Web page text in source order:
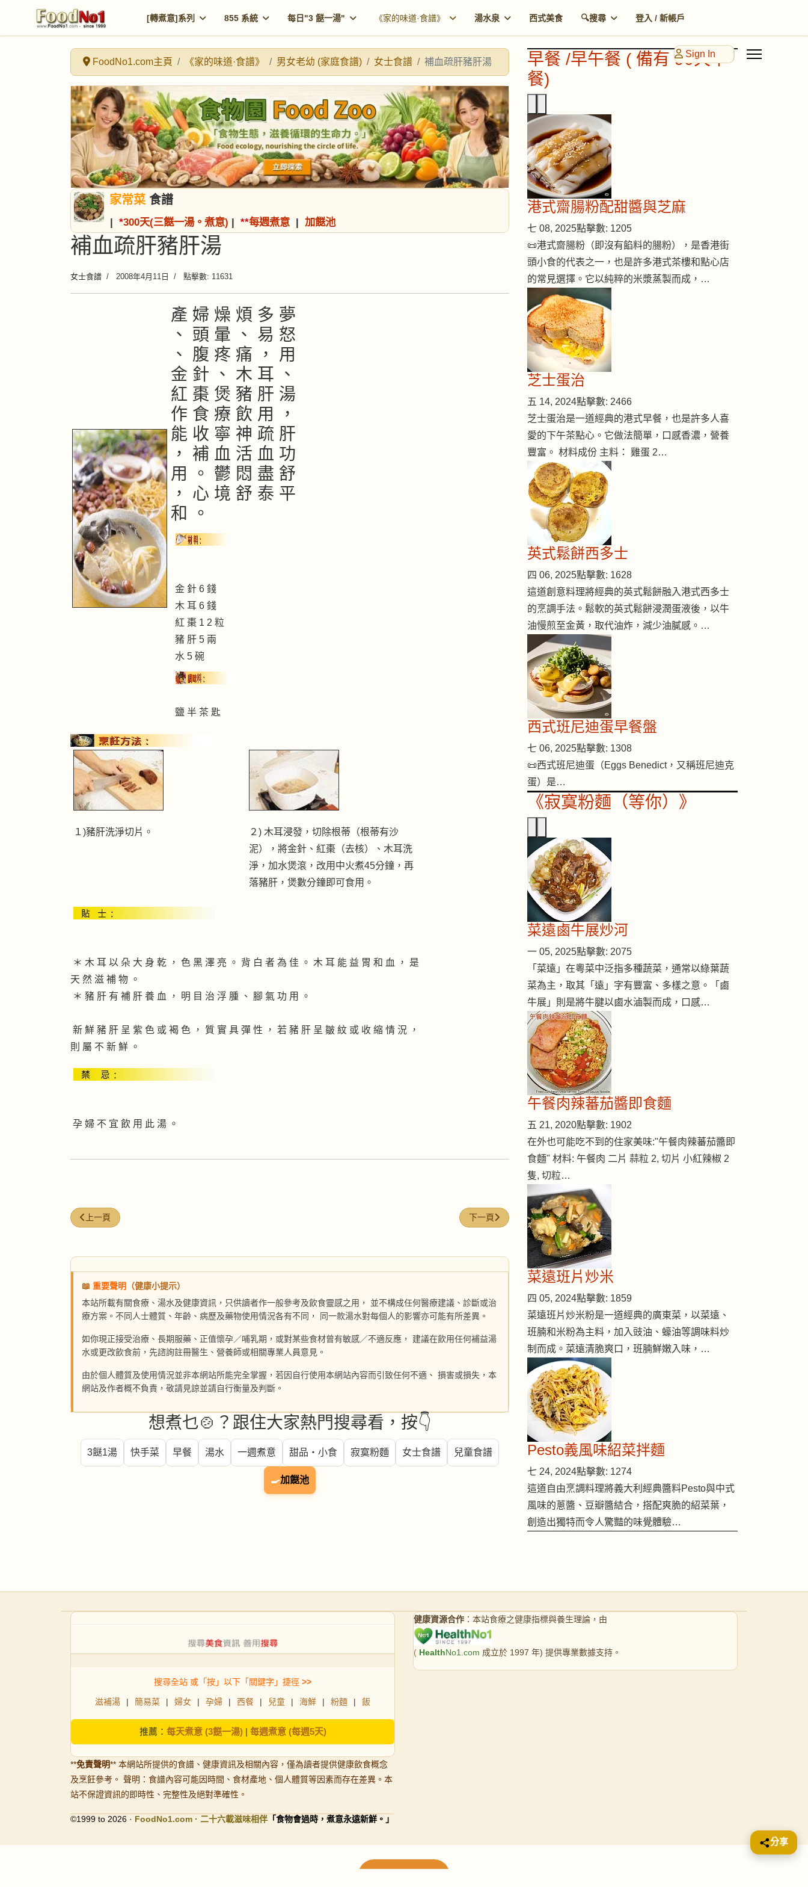
[轉煮意]系列 855 系統 每日"3 餸一湯" 《家的味道·食譜》 湯水泉 西式美食 🔍搜尋 登入 / 新帳戶
Sign In
FoodNo1.com主頁 《家的味道·食譜》 男女老幼 (家庭食譜) 女士食譜 補血疏肝豬肝湯
家常菜 食譜
| *300天(三餸一湯。煮意) | **每週煮意 | 加餸池
補血疏肝豬肝湯
女士食譜 2008年4月11日 點擊數: 11631
產 婦 燥 煩 多 夢
、 頭 暈 、 易 怒
、 腹 疼 痛 ， 用
金 針 、 木 耳 、
紅 棗 煲 豬 肝 湯
作 食 療 飲 用 ，
能 收 寧 神 疏 肝
， 補 血 活 血 功
用 。 鬱 悶 盡 舒
， 心 境 舒 泰 平
和 。
金 針 6 錢
木 耳 6 錢
紅 棗 1 2 粒
豬 肝 5 兩
水 5 碗
鹽 半 茶 匙
１)豬肝洗淨切片。
２) 木耳浸發，切除根蒂（根蒂有沙
泥），將金針、紅棗（去核）、木耳洗
淨，加水煲滾，改用中火煮45分鐘，再
落豬肝，煲數分鐘即可食用。
＊ 木 耳 以 朵 大 身 乾 ， 色 黑 澤 亮 。 背 白 者 為 佳 。 木 耳 能 益 胃 和 血 ， 是
天 然 滋 補 物 。
＊ 豬 肝 有 補 肝 養 血 ， 明 目 治 浮 腫 、 腳 氣 功 用 。
新 鮮 豬 肝 呈 紫 色 或 褐 色 ， 質 實 具 彈 性 ， 若 豬 肝 呈 皺 紋 或 收 縮 情 況 ，
則 屬 不 新 鮮 。
孕 婦 不 宜 飲 用 此 湯 。
上一篇文章: 當歸北蓍烏雞湯
上一頁 下一篇文章: 補腎祛寒羊肉湯
下一頁
📖 重要聲明
（健康小提示）
本站所載有關食療、湯水及健康資訊，只供讀者作一般參考及飲食靈感之用， 並不構成任何醫療建議、診斷或治
療方案。不同人士體質、年齡、病歷及藥物使用情況各有不同， 同一款湯水對每個人的影響亦可能有所差異。
如你現正接受治療、長期服藥、正值懷孕／哺乳期，或對某些食材曾有敏感／不適反應， 建議在飲用任何補益湯
水或更改飲食前，先諮詢註冊醫生、營養師或相關專業人員意見。
由於個人體質及使用情況並非本網站所能完全掌握，若因自行使用本網站內容而引致任何不適、 損害或損失，本
網站及作者概不負責，敬請見諒並請自行衡量及判斷。
想煮乜🍲？跟住大家熱門搜尋看，按👇
3餸1湯 快手菜 早餐 湯水 一週煮意 甜品・小食 寂寞粉麵 女士食譜 兒童食譜
🍳加餸池
早餐 /早午餐 ( 備有 90天早
餐)
港式齋腸粉配甜醬與芝麻
七 08, 2025點擊數: 1205
📜港式齋腸粉（即沒有餡料的腸粉），是香港街
頭小食的代表之一，也是許多港式茶樓和點心店
的常見選擇。它以純粹的米漿蒸製而成，…
芝士蛋治
五 14, 2024點擊數: 2466
芝士蛋治是一道經典的港式早餐，也是許多人喜
愛的下午茶點心。它做法簡單，口感香濃，營養
豐富。 材料成份 主料： 雞蛋 2…
英式鬆餅西多士
四 06, 2025點擊數: 1628
這道創意料理將經典的英式鬆餅融入港式西多士
的烹調手法。鬆軟的英式鬆餅浸潤蛋液後，以牛
油慢煎至金黃，取代油炸，減少油膩感。…
西式班尼迪蛋早餐盤
七 06, 2025點擊數: 1308
📜西式班尼迪蛋（Eggs Benedict，又稱班尼迪克
蛋）是…
《寂寞粉麵（等你）》
菜遠鹵牛展炒河
一 05, 2025點擊數: 2075
「菜遠」在粵菜中泛指多種蔬菜，通常以綠葉蔬
菜為主，取其「遠」字有豐富、多樣之意。「鹵
牛展」則是將牛腱以鹵水滷製而成，口感…
午餐肉辣蕃茄醬即食麵
五 21, 2020點擊數: 1902
在外也可能吃不到的住家美味:"午餐肉辣蕃茄醬即
食麵" 材料: 午餐肉 二片 蒜粒 2, 切片 小紅辣椒 2
隻, 切粒…
菜遠班片炒米
四 05, 2024點擊數: 1859
菜遠班片炒米粉是一道經典的廣東菜，以菜遠、
班腩和米粉為主料，加入豉油、蠔油等調味料炒
制而成。菜遠清脆爽口，班腩鮮嫩入味，…
Pesto義風味紹菜拌麵
七 24, 2024點擊數: 1274
這道自由烹調料理將義大利經典醬料Pesto與中式
風味的蔥醬、豆瓣醬結合，搭配爽脆的紹菜葉，
創造出獨特而令人驚豔的味覺體驗…
搜尋全站 或「按」以下「關鍵字」捷徑 >>
滋補湯 | 簡易菜 | 婦女 | 孕婦 | 西餐 | 兒童 | 海鮮 | 粉麵 | 飯
推薦： 每天煮意 (3餸一湯)| 每週煮意 (每週5天)
**免責聲明** 本網站所提供的食譜、健康資訊及相關內容，僅為讀者提供健康飲食概念
及烹飪參考。 聲明：食譜內容可能因時間、食材產地、個人體質等因素而存在差異。本
站不保證資訊的即時性、完整性及絕對準確性。
©1999 to 2026 · FoodNo1.com · 二十六載滋味相伴 「食物會過時，煮意永遠新鮮。」
健康資源合作 ：本站食療之健康指標與養生理論，由
( HealthNo1.com 成立於 1997 年) 提供專業數據支持。
分享